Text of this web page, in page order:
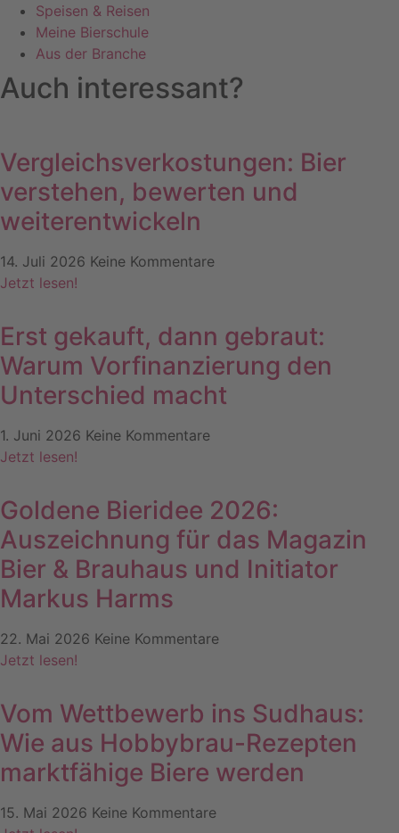
Speisen & Reisen
Meine Bierschule
Aus der Branche
Auch interessant?
Vergleichsverkostungen: Bier
verstehen, bewerten und
weiterentwickeln
14. Juli 2026 Keine Kommentare
Jetzt lesen!
Erst gekauft, dann gebraut:
Warum Vorfinanzierung den
Unterschied macht
1. Juni 2026 Keine Kommentare
Jetzt lesen!
Goldene Bieridee 2026:
Auszeichnung für das Magazin
Bier & Brauhaus und Initiator
Markus Harms
22. Mai 2026 Keine Kommentare
Jetzt lesen!
Vom Wettbewerb ins Sudhaus:
Wie aus Hobbybrau-Rezepten
marktfähige Biere werden
15. Mai 2026 Keine Kommentare